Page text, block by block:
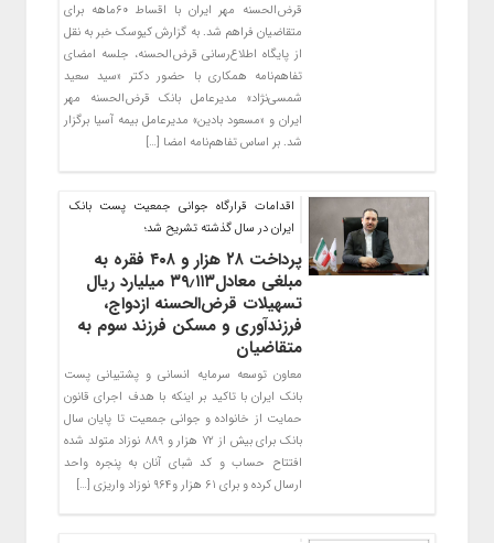
قرض‌الحسنه مهر ایران با اقساط ۶۰ماهه برای
متقاضیان فراهم شد. به گزارش کیوسک خبر به نقل
از پایگاه اطلاع‌رسانی قرض‌الحسنه، جلسه امضای
تفاهم‌نامه همکاری با حضور دکتر «سید سعید
شمسی‌نژاد» مدیرعامل بانک قرض‌الحسنه مهر
ایران و «مسعود بادین» مدیرعامل بیمه آسیا برگزار
شد. بر اساس تفاهم‌نامه امضا […]
اقدامات قرارگاه جوانی جمعیت پست بانک
ایران در سال گذشته تشریح شد؛
پرداخت ۲۸ هزار و ۴۰۸ فقره به
مبلغی معادل۳۹٫۱۱۳ میلیارد ریال
تسهیلات قرض‌الحسنه ازدواج،
فرزندآوری و مسکن فرزند سوم به
متقاضیان
معاون توسعه سرمایه انسانی و پشتیبانی پست
بانک ایران با تاکید بر اینکه با هدف اجرای قانون
حمایت از خانواده و جوانی جمعیت تا پایان سال
بانک برای بیش از ۷۲ هزار و ۸۸۹ نوزاد متولد شده
افتتاح حساب و کد شبای آنان به پنجره واحد
ارسال کرده و برای ۶۱ هزار و۹۶۴ نوزاد واریزی […]